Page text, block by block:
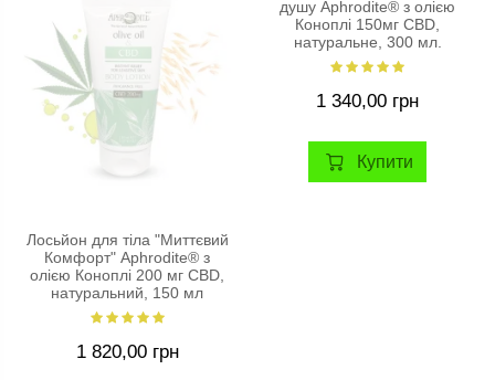
Лосьйон для тіла "Миттєвий
Комфорт" Aphrodite® з
олією Коноплі 200 мг CBD,
натуральний, 150 мл
1 820,00 грн
душу Aphrodite® з олією
Коноплі 150мг CBD,
натуральне, 300 мл.
1 340,00 грн
Купити